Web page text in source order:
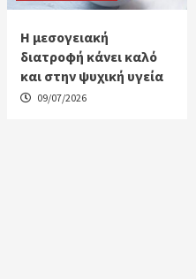
H μεσογειακή
διατροφή κάνει καλό
και στην ψυχική υγεία
09/07/2026